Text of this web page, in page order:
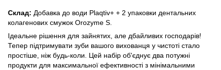
Склад: Добавка до води Plaqtiv+ + 2 упаковки дентальних
колагенових смужок Orozyme S.
Ідеальне рішення для зайнятих, але дбайливих господарів!
Тепер підтримувати зуби вашого вихованця у чистоті стало
простіше, ніж будь-коли. Цей набір об'єднує два потужні
продукти для максимальної ефективності з мінімальними